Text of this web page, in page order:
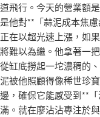
道飛行。今天的營業額
是他對**「蒜泥成本焦
正在以超光速上漲，如
將難以為繼。他拿著一
從缸底撈起一坨濃稠的
泥被他照顧得像稀世珍
邊，確保它能感受到**
滿。就在廖沾沾專注於